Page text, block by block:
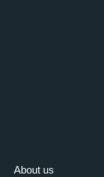
About us